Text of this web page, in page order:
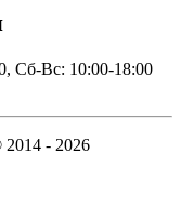
Сб-Вс: 10:00-18:00
- 2026